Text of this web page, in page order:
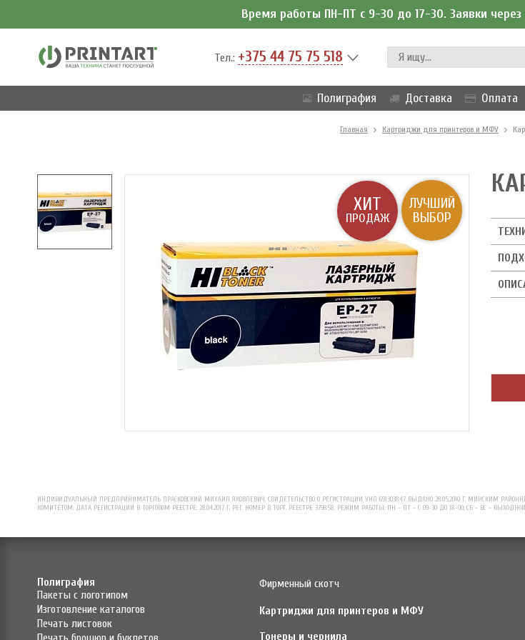
Время работы ПН-ПТ с 9-30 до 17-30. Заявки
Тел.: +375 44 75 75 518
Полиграфия Доставка Оплата
Главная Картриджи для принтеров и МФУ
ХИТ
ПРОДАЖ
ЛУЧШИЙ
ВЫБОР
ИНДИВИДУАЛЬНЫЙ ПРЕДПРИНИМАТЕЛЬ ПРАСКОВСКИЙ МИХАИЛ ЯКОВЛЕВИЧ. СВИДЕТЕЛЬСТВО О РЕГИСТРАЦИИ УНП 691303847 ВЫДАНО 28.05.2010 Г. МИНСКИМ
КОМИТЕТОМ. ДАТА РЕГИСТРАЦИИ В ТОРГОВОМ РЕЕСТРЕ: 28.04.2017 Г. РЕГ. НОМЕР В ТОРГ. РЕЕСТРЕ 379858. РЕЖИМ РАБОТЫ: ПН - ПТ - С 09-30 ДО 18-00; СБ - ВС - ВЫХОДНОЙ
Полиграфия
Пакеты с логотипом
Изготовление каталогов
Печать листовок
Фирменный скотч
Картриджи для принтеров и МФУ
Тонеры и чернила